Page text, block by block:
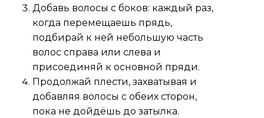
Добавь волосы с боков: каждый раз,
когда перемещаешь прядь,
подбирай к ней небольшую часть
волос справа или слева и
присоединяй к основной пряди.
Продолжай плести, захватывая и
добавляя волосы с обеих сторон,
пока не дойдёшь до затылка.